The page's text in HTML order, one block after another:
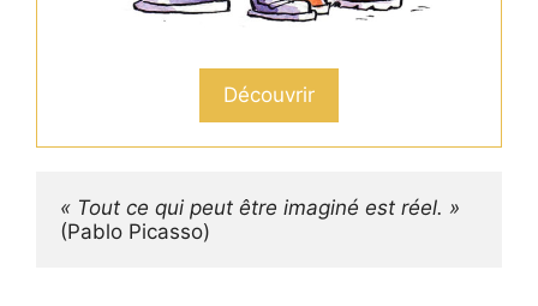
Découvrir
« Tout ce qui peut être imaginé est réel. »
(Pablo Picasso)